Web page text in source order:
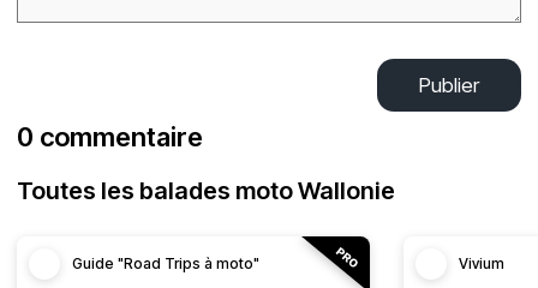
Publier
0 commentaire
Toutes les balades moto Wallonie
Guide "Road Trips à moto" Vivium